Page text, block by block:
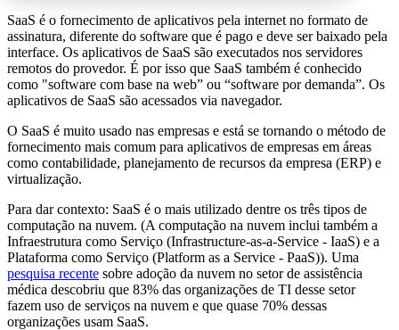
SaaS é o fornecimento de aplicativos pela internet no formato de
assinatura, diferente do software que é pago e deve ser baixado pela
interface. Os aplicativos de SaaS são executados nos servidores
remotos do provedor. É por isso que SaaS também é conhecido
como "software com base na web” ou “software por demanda”. Os
aplicativos de SaaS são acessados via navegador.
O SaaS é muito usado nas empresas e está se tornando o método de
fornecimento mais comum para aplicativos de empresas em áreas
como contabilidade, planejamento de recursos da empresa (ERP) e
virtualização.
Para dar contexto: SaaS é o mais utilizado dentre os três tipos de
computação na nuvem. (A computação na nuvem inclui também a
Infraestrutura como Serviço (Infrastructure-as-a-Service - IaaS) e a
Plataforma como Serviço (Platform as a Service - PaaS)). Uma
pesquisa recente sobre adoção da nuvem no setor de assistência
médica descobriu que 83% das organizações de TI desse setor
fazem uso de serviços na nuvem e que quase 70% dessas
organizações usam SaaS.